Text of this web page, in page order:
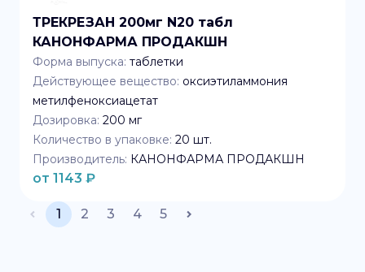
ТРЕКРЕЗАН 200мг N20 табл
КАНОНФАРМА ПРОДАКШН
Форма выпуска: таблетки
Действующее вещество: оксиэтиламмония
метилфеноксиацетат
Дозировка: 200 мг
Количество в упаковке: 20 шт.
Производитель: КАНОНФАРМА ПРОДАКШН
от 1143 ₽
1 2 3 4 5